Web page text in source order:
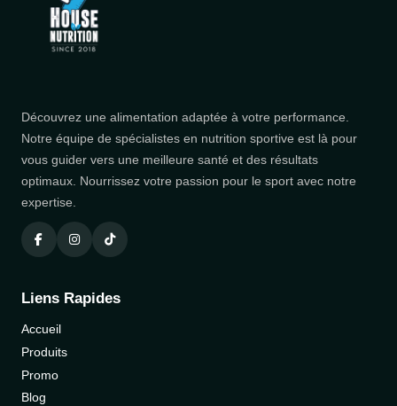
Découvrez une alimentation adaptée à votre performance.
Notre équipe de spécialistes en nutrition sportive est là pour
vous guider vers une meilleure santé et des résultats
optimaux. Nourrissez votre passion pour le sport avec notre
expertise.
Liens Rapides
Accueil
Produits
Promo
Blog